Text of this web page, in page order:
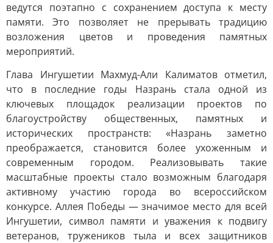
ведутся поэтапно с сохранением доступа к месту
памяти. Это позволяет не прерывать традицию
возложения цветов и проведения памятных
мероприятий.
Глава Ингушетии Махмуд-Али Калиматов отметил,
что в последние годы Назрань стала одной из
ключевых площадок реализации проектов по
благоустройству общественных, памятных и
исторических пространств: «Назрань заметно
преображается, становится более ухоженным и
современным городом. Реализовывать такие
масштабные проекты стало возможным благодаря
активному участию города во всероссийском
конкурсе. Аллея Победы — значимое место для всей
Ингушетии, символ памяти и уважения к подвигу
ветеранов, тружеников тыла и всех защитников